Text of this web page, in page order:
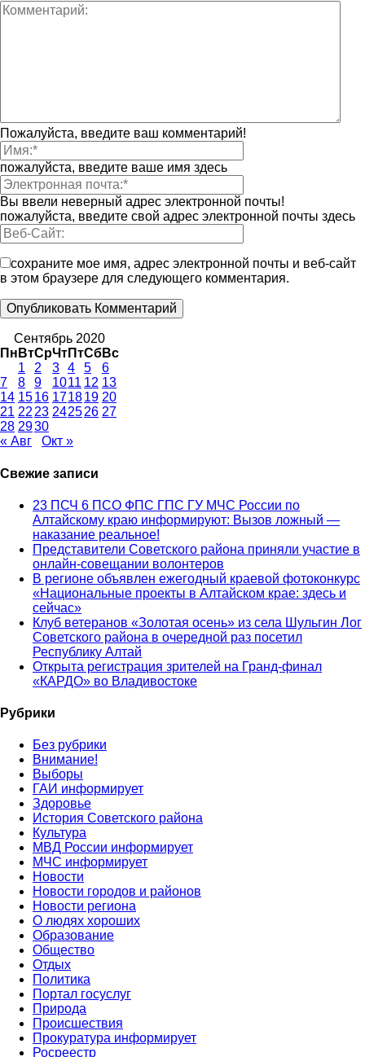
Пожалуйста, введите ваш комментарий!
пожалуйста, введите ваше имя здесь
Вы ввели неверный адрес электронной почты!
пожалуйста, введите свой адрес электронной почты здесь
сохраните мое имя, адрес электронной почты и веб-сайт
в этом браузере для следующего комментария.
Сентябрь 2020
Пн ВтСрЧтПтСбВс
1
2 3 4 5
6
7
8 9 1011 12 13
14 1516 171819 20
21 22 23 242526 27
28 2930
« Авг
Окт »
Свежие записи
23 ПСЧ 6 ПСО ФПС ГПС ГУ МЧС России по
Алтайскому краю информируют: Вызов ложный —
наказание реальное!
Представители Советского района приняли участие в
онлайн-совещании волонтеров
В регионе объявлен ежегодный краевой фотоконкурс
«Национальные проекты в Алтайском крае: здесь и
сейчас»
Клуб ветеранов «Золотая осень» из села Шульгин Лог
Советского района в очередной раз посетил
Республику Алтай
Открыта регистрация зрителей на Гранд-финал
«КАРДО» во Владивостоке
Рубрики
Без рубрики
Внимание!
Выборы
ГАИ информирует
Здоровье
История Советского района
Культура
МВД России информирует
МЧС информирует
Новости
Новости городов и районов
Новости региона
О людях хороших
Образование
Общество
Отдых
Политика
Портал госуслуг
Природа
Происшествия
Прокуратура информирует
Росреестр